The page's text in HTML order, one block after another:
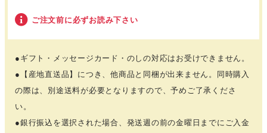
ご注文前に必ずお読み下さい
●ギフト・メッセージカード・のしの対応はお受けできません。
●【産地直送品】につき、他商品と同梱が出来ません。同時購入
の際は、別途送料が必要となりますので、予めご了承くださ
い。
●銀行振込を選択された場合、発送週の前の金曜日までにご入金